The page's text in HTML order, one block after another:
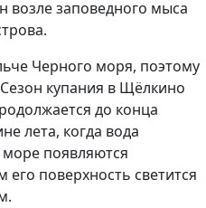
возле заповедного мыса
Черного моря, поэтому
купания в Щёлкино
до конца
лета, когда вода
море появляются
поверхность светится